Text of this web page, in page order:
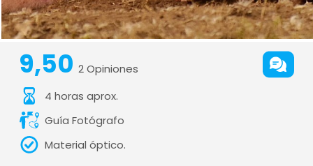
9,50 2 Opiniones
4 horas aprox.
Guía Fotógrafo
Material óptico.